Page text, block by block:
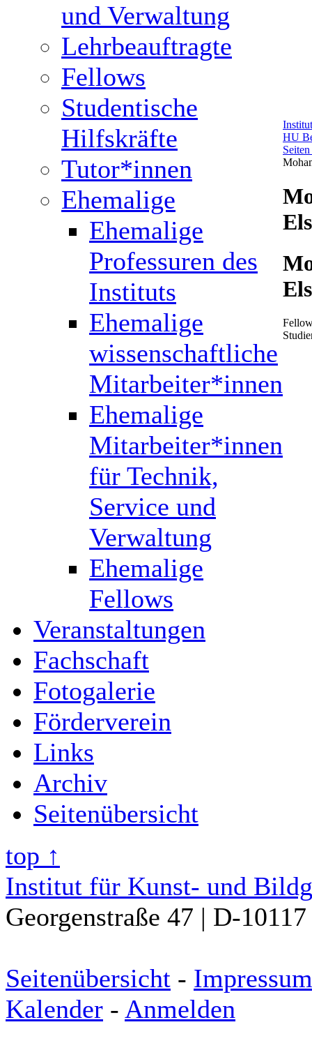
und Verwaltung
Lehrbeauftragte
Fellows
Studentische
Hilfskräfte
Tutor*innen
Ehemalige
Ehemalige
Professuren des
Instituts
Ehemalige
wissenschaftliche
Mitarbeiter*innen
Ehemalige
Mitarbeiter*innen
für Technik,
Service und
Verwaltung
Ehemalige
Fellows
Veranstaltungen
Fachschaft
Fotogalerie
Förderverein
Links
Archiv
Seitenübersicht
HU
top ↑
Institut für Kunst- und
Georgenstraße 47 | D-
Seitenübersicht - Impressum
Kalender - Anmelden